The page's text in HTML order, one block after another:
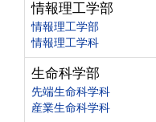
情報理工学部
情報理工学部
情報理工学科
生命科学部
先端生命科学科
産業生命科学科